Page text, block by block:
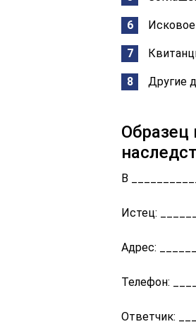
Исковое
Другие
Образец
В
Истец:
Адрес:
Телефон:
Ответчик: